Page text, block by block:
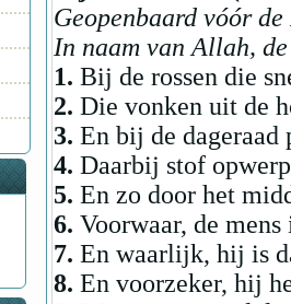
Geopenbaard vóór
In naam van Allah,
1. Bij de rossen die
2. Die vonken uit de
3. En bij de dageraad
4. Daarbij stof
5. En zo door het
6. Voorwaar, de
7. En waarlijk, hij is
8. En voorzeker, hij